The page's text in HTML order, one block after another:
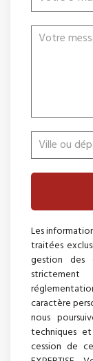
Les
traitées
gestion des
caractère
nous
techniques
cession de